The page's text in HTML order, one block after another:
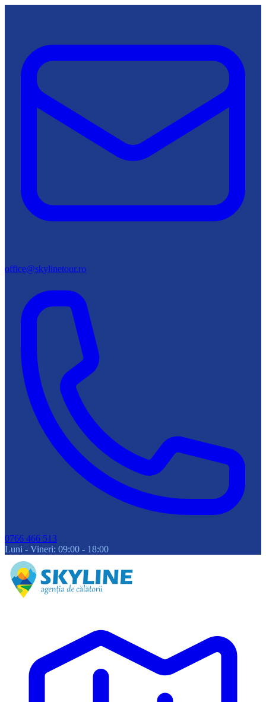
office@skylinetour.ro
0766 466 513
Luni - Vineri: 09:00 - 18:00